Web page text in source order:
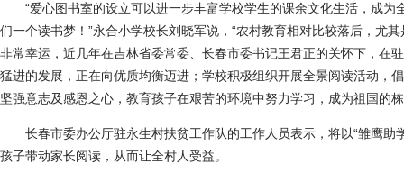
“爱心图书室的设立可以进一步丰富学校学生的课余文化生活，成为
们一个读书梦！”永合小学校长刘晓军说，“农村教育相对比较落后，尤
非常幸运，近几年在吉林省委常委、长春市委书记王君正的关怀下，在
猛进的发展，正在向优质均衡迈进；学校积极组织开展全景阅读活动，
坚强意志及感恩之心，教育孩子在艰苦的环境中努力学习，成为祖国的
长春市委办公厅驻永生村扶贫工作队的工作人员表示，将以“雏鹰助
孩子带动家长阅读，从而让全村人受益。